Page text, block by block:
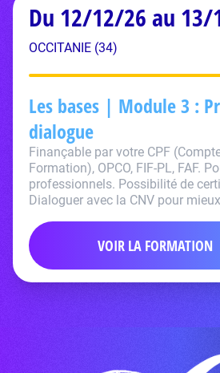
Du 12/12/26 au 13/
OCCITANIE (34)
Les bases | Module 3 :
dialogue
Finançable par votre CPF
Formation), OPCO, FIF-PL, FAF.
professionnels. Possibilité de
Dialoguer avec la CNV pour
VOIR LA FORMATION